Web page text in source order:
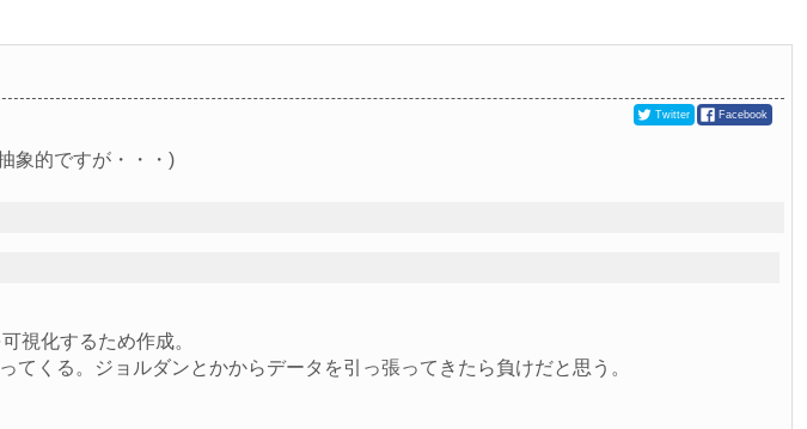
Twitter Facebook
象的ですが・・・)
視化するため作成。
くる。ジョルダンとかからデータを引っ張ってきたら負けだと思う。